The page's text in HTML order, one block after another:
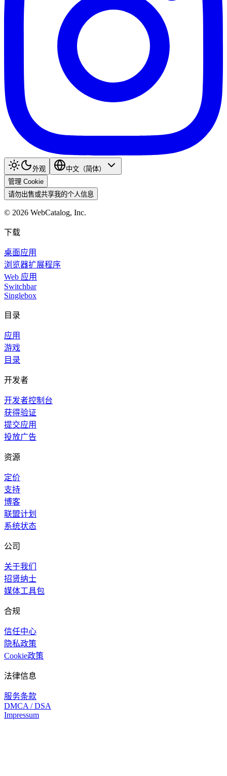
外观
中文（简体）
管理 Cookie
请勿出售或共享我的个人信息
© 2026 WebCatalog, Inc.
下载
桌面应用
浏览器扩展程序
Web 应用
Switchbar
Singlebox
目录
应用
游戏
目录
开发者
开发者控制台
获得验证
提交应用
投放广告
资源
定价
支持
博客
联盟计划
系统状态
公司
关于我们
招贤纳士
媒体工具包
合规
信任中心
隐私政策
Cookie政策
法律信息
服务条款
DMCA / DSA
Impressum